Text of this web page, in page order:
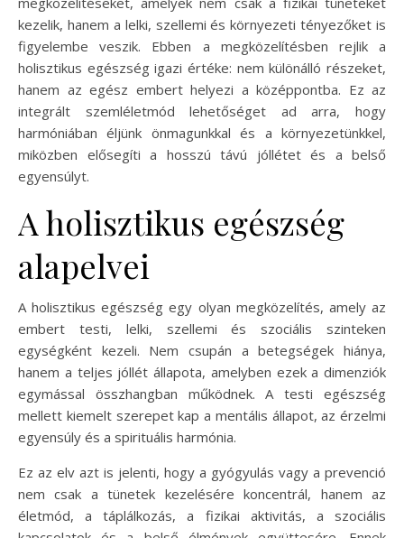
kezelik, hanem a lelki, szellemi és környezeti tényezőket is
figyelembe veszik. Ebben a megközelítésben rejlik a
holisztikus egészség igazi értéke: nem különálló részeket,
hanem az egész embert helyezi a középpontba. Ez az
integrált szemléletmód lehetőséget ad arra, hogy
harmóniában éljünk önmagunkkal és a környezetünkkel,
miközben elősegíti a hosszú távú jóllétet és a belső
egyensúlyt.
A holisztikus egészség
alapelvei
A holisztikus egészség egy olyan megközelítés, amely az
embert testi, lelki, szellemi és szociális szinteken
egységként kezeli. Nem csupán a betegségek hiánya,
hanem a teljes jóllét állapota, amelyben ezek a dimenziók
egymással összhangban működnek. A testi egészség
mellett kiemelt szerepet kap a mentális állapot, az érzelmi
egyensúly és a spirituális harmónia.
Ez az elv azt is jelenti, hogy a gyógyulás vagy a prevenció
nem csak a tünetek kezelésére koncentrál, hanem az
életmód, a táplálkozás, a fizikai aktivitás, a szociális